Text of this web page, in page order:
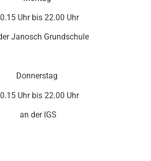
Uhr bis 22.00 Uhr
Janosch Grundschule
Donnerstag
Uhr bis 22.00 Uhr
an der IGS